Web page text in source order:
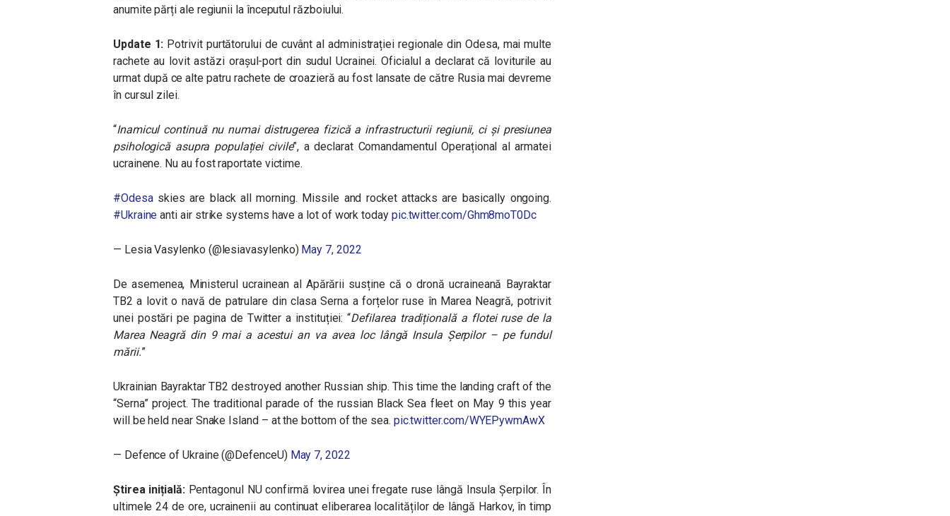
anumite părți ale regiunii la începutul războiului.
Update 1: Potrivit purtătorului de cuvânt al administrației regionale din Odesa, mai multe
rachete au lovit astăzi orașul-port din sudul Ucrainei. Oficialul a declarat că loviturile au
urmat după ce alte patru rachete de croazieră au fost lansate de către Rusia mai devreme
în cursul zilei.
“Inamicul continuă nu numai distrugerea fizică a infrastructurii regiunii, ci și presiunea
psihologică asupra populației civile”, a declarat Comandamentul Operațional al armatei
ucrainene. Nu au fost raportate victime.
#Odesaskies are black all morning. Missile and rocket attacks are basically ongoing.
#Ukraine anti air strike systems have a lot of work today pic.twitter.com/Ghm8moT0Dc
— Lesia Vasylenko (@lesiavasylenko) May 7, 2022
De asemenea, Ministerul ucrainean al Apărării susține că o dronă ucraineană Bayraktar
TB2 a lovit o navă de patrulare din clasa Serna a forțelor ruse în Marea Neagră, potrivit
unei postări pe pagina de Twitter a instituției: “Defilarea tradițională a flotei ruse de la
Marea Neagră din 9 mai a acestui an va avea loc lângă Insula Șerpilor – pe fundul
mării.”
Ukrainian Bayraktar TB2 destroyed another Russian ship. This time the landing craft of the
“Serna” project. The traditional parade of the russian Black Sea fleet on May 9 this year
will be held near Snake Island – at the bottom of the sea. pic.twitter.com/WYEPywmAwX
— Defence of Ukraine (@DefenceU) May 7, 2022
Știrea inițială:Pentagonul NU confirmă lovirea unei fregate ruse lângă Insula Șerpilor. În
ultimele 24 de ore, ucrainenii au continuat eliberarea localităților de lângă Harkov, în timp